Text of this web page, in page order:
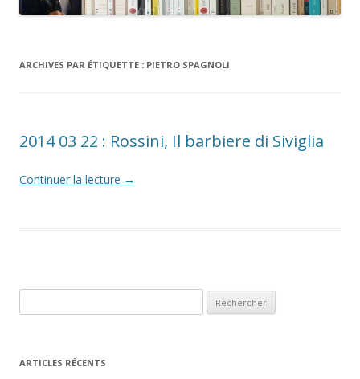
ARCHIVES PAR ÉTIQUETTE : PIETRO SPAGNOLI
2014 03 22 : Rossini, Il barbiere di Siviglia
Continuer la lecture →
ARTICLES RÉCENTS